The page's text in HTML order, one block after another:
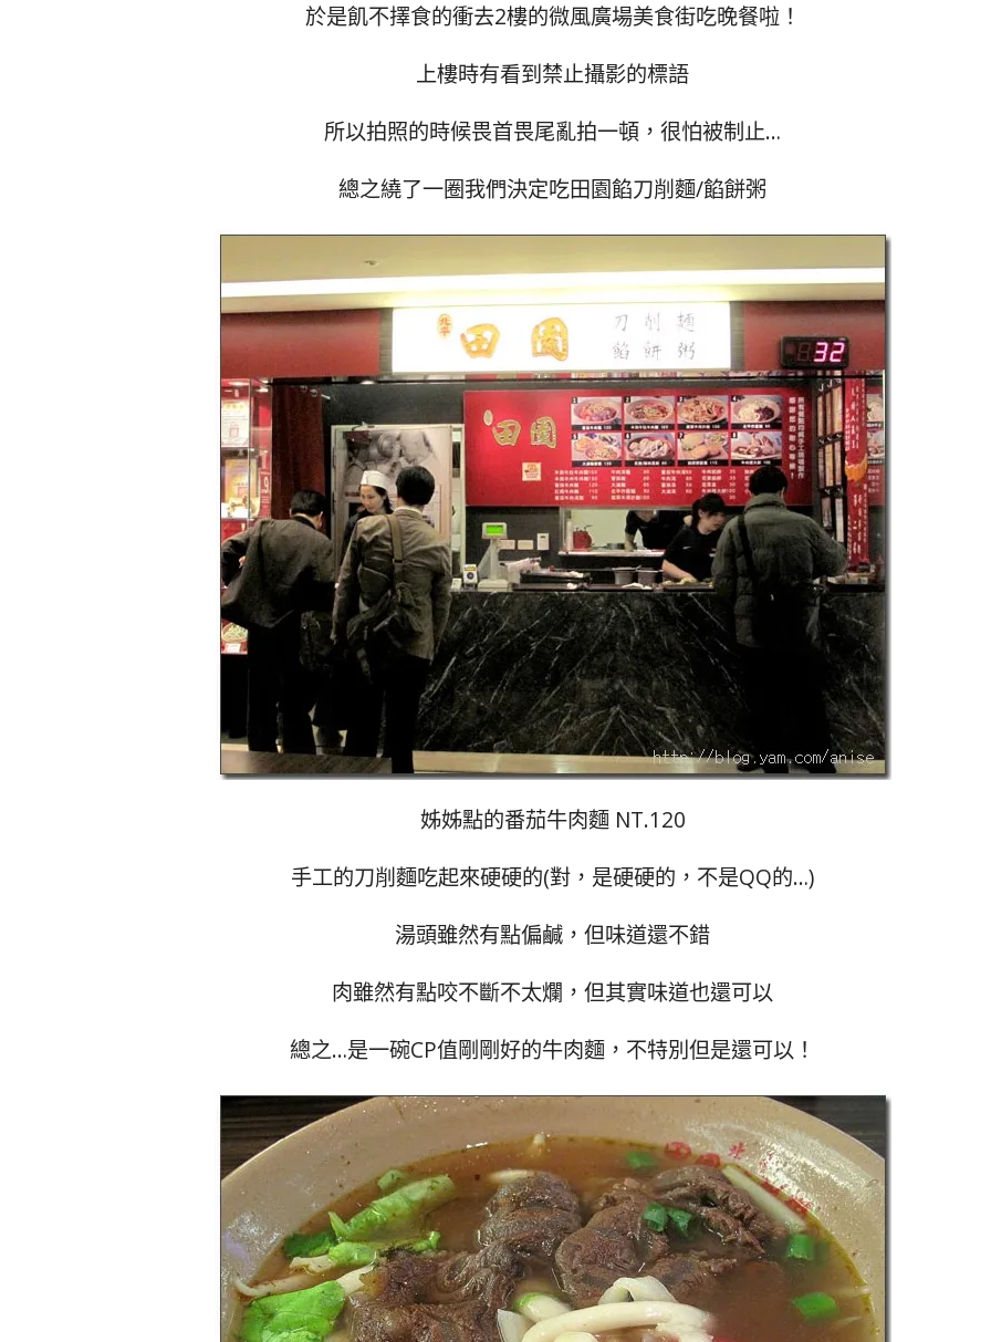
於是飢不擇食的衝去2樓的微風廣場美食街吃晚餐啦！
上樓時有看到禁止攝影的標語
所以拍照的時候畏首畏尾亂拍一頓，很怕被制止…
總之繞了一圈我們決定吃田園餡刀削麵/餡餅粥
姊姊點的番茄牛肉麵 NT.120
手工的刀削麵吃起來硬硬的(對，是硬硬的，不是QQ的…)
湯頭雖然有點偏鹹，但味道還不錯
肉雖然有點咬不斷不太爛，但其實味道也還可以
總之…是一碗CP值剛剛好的牛肉麵，不特別但是還可以！